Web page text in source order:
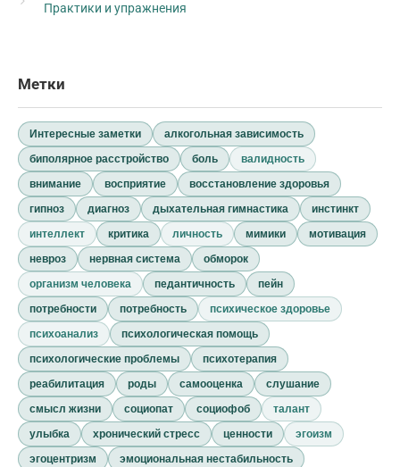
Практики и упражнения
Метки
Интересные заметки
алкогольная зависимость
биполярное расстройство
боль
валидность
внимание
восприятие
восстановление здоровья
гипноз
диагноз дыхательная гимнастика
инстинкт
интеллект
критика личность мимики
мотивация
невроз
нервная система
обморок
организм человека
педантичность
пейн
потребности
потребность
психическое здоровье
психоанализ
психологическая помощь
психологические проблемы
психотерапия
реабилитация
роды самооценка
слушание
смысл жизни
социопат социофоб
талант
улыбка
хронический стресс ценности
эгоизм
эгоцентризм
эмоциональная нестабильность